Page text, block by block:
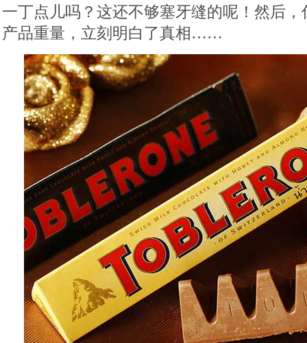
一丁点儿吗？这还不够塞牙缝的呢！然后
产品重量，立刻明白了真相……